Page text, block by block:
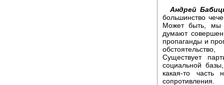
Андрей
большинство
Может быть, мы
думают
пропаганды и
Существует
социальной
какая-то часть
сопротивления.